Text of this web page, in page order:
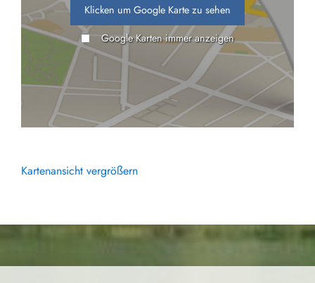
Klicken um Google Karte zu sehen
Google Karten immer anzeigen
Kartenansicht vergrößern